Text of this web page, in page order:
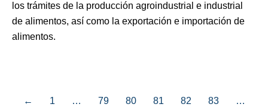
los trámites de la producción agroindustrial e industrial
de alimentos, así como la exportación e importación de
alimentos.
← 1 … 79 80 81 82 83
…